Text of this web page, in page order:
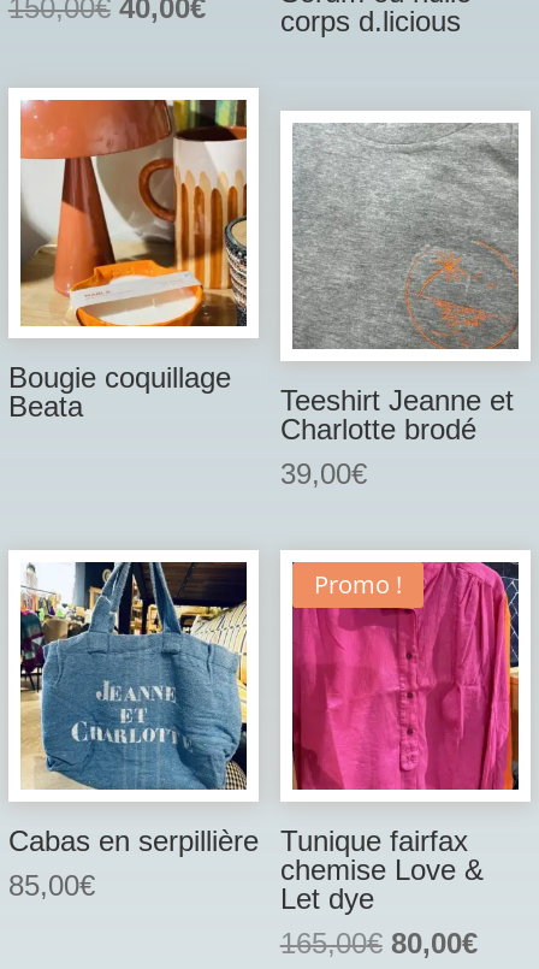
150,00€
était :
150,00€.
40,00€
est :
40,00€.
corps d.licious
Bougie coquillage
Beata
Teeshirt Jeanne et
Charlotte brodé
39,00€
Cabas en serpillière
85,00€
Promo !
Tunique fairfax
chemise Love &
Let dye
165,00€ Le
80,00€Le